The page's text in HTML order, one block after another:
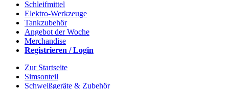
Schleifmittel
Elektro-Werkzeuge
Tankzubehör
Angebot der Woche
Merchandise
Registrieren / Login
Zur Startseite
Simsonteil
Schweißgeräte & Zubehör